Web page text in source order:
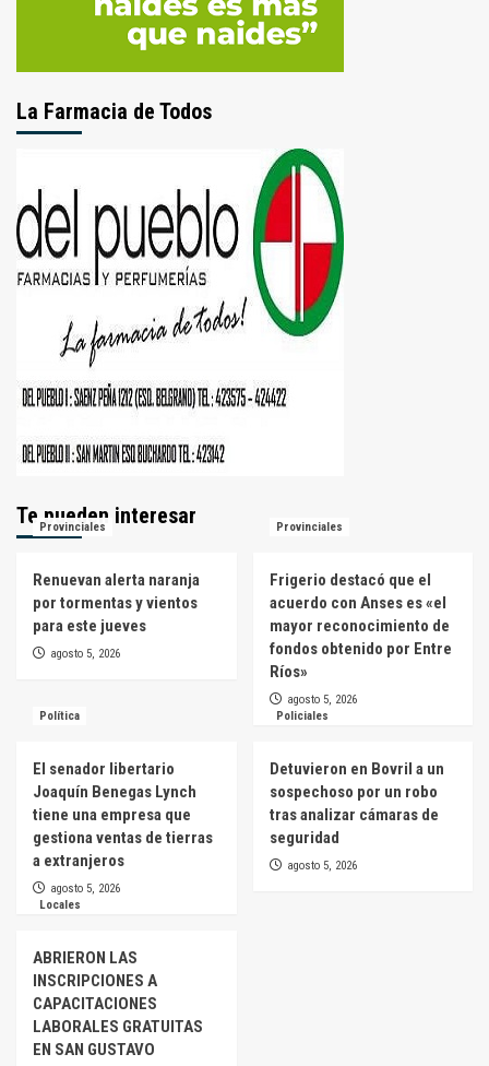
La Farmacia de Todos
Te pueden interesar
Provinciales
Renuevan alerta naranja
por tormentas y vientos
para este jueves
agosto 5, 2026
Provinciales
Frigerio destacó que el
acuerdo con Anses es «el
mayor reconocimiento de
fondos obtenido por Entre
Ríos»
agosto 5, 2026
Política
El senador libertario
Joaquín Benegas Lynch
tiene una empresa que
gestiona ventas de tierras
a extranjeros
agosto 5, 2026
Policiales
Detuvieron en Bovril a un
sospechoso por un robo
tras analizar cámaras de
seguridad
agosto 5, 2026
Locales
ABRIERON LAS
INSCRIPCIONES A
CAPACITACIONES
LABORALES GRATUITAS
EN SAN GUSTAVO